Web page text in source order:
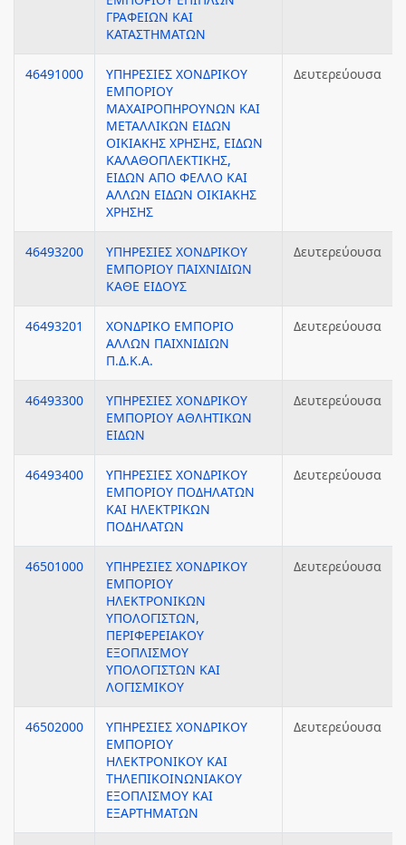
ΓΡΑΦΕΙΩΝ ΚΑΙ
ΚΑΤΑΣΤΗΜΑΤΩΝ
46491000
ΥΠΗΡΕΣΙΕΣ ΧΟΝΔΡΙΚΟΥ
ΕΜΠΟΡΙΟΥ
ΜΑΧΑΙΡΟΠΗΡΟΥΝΩΝ ΚΑΙ
ΜΕΤΑΛΛΙΚΩΝ ΕΙΔΩΝ
ΟΙΚΙΑΚΗΣ ΧΡΗΣΗΣ, ΕΙΔΩΝ
ΚΑΛΑΘΟΠΛΕΚΤΙΚΗΣ,
ΕΙΔΩΝ ΑΠΟ ΦΕΛΛΟ ΚΑΙ
ΑΛΛΩΝ ΕΙΔΩΝ ΟΙΚΙΑΚΗΣ
ΧΡΗΣΗΣ
Δευτερεύουσα
46493200
ΥΠΗΡΕΣΙΕΣ ΧΟΝΔΡΙΚΟΥ
ΕΜΠΟΡΙΟΥ ΠΑΙΧΝΙΔΙΩΝ
ΚΑΘΕ ΕΙΔΟΥΣ
Δευτερεύουσα
46493201
ΧΟΝΔΡΙΚΟ ΕΜΠΟΡΙΟ
ΑΛΛΩΝ ΠΑΙΧΝΙΔΙΩΝ
Π.Δ.Κ.Α.
Δευτερεύουσα
46493300
ΥΠΗΡΕΣΙΕΣ ΧΟΝΔΡΙΚΟΥ
ΕΜΠΟΡΙΟΥ ΑΘΛΗΤΙΚΩΝ
ΕΙΔΩΝ
Δευτερεύουσα
46493400
ΥΠΗΡΕΣΙΕΣ ΧΟΝΔΡΙΚΟΥ
ΕΜΠΟΡΙΟΥ ΠΟΔΗΛΑΤΩΝ
ΚΑΙ ΗΛΕΚΤΡΙΚΩΝ
ΠΟΔΗΛΑΤΩΝ
Δευτερεύουσα
46501000
ΥΠΗΡΕΣΙΕΣ ΧΟΝΔΡΙΚΟΥ
ΕΜΠΟΡΙΟΥ
ΗΛΕΚΤΡΟΝΙΚΩΝ
ΥΠΟΛΟΓΙΣΤΩΝ,
ΠΕΡΙΦΕΡΕΙΑΚΟΥ
ΕΞΟΠΛΙΣΜΟΥ
ΥΠΟΛΟΓΙΣΤΩΝ ΚΑΙ
ΛΟΓΙΣΜΙΚΟΥ
Δευτερεύουσα
46502000
ΥΠΗΡΕΣΙΕΣ ΧΟΝΔΡΙΚΟΥ
ΕΜΠΟΡΙΟΥ
ΗΛΕΚΤΡΟΝΙΚΟΥ ΚΑΙ
ΤΗΛΕΠΙΚΟΙΝΩΝΙΑΚΟΥ
ΕΞΟΠΛΙΣΜΟΥ ΚΑΙ
ΕΞΑΡΤΗΜΑΤΩΝ
Δευτερεύουσα